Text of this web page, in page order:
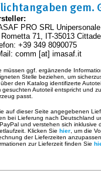
gem.
PRO SRL Unipersonale
71, IT-35013
+39 349 8090075
comm [at] imasaf.it
müssen ggf. ergänzende
Stelle beziehen, um
den Katalog identifizerte
gesuchten Autoteil entspricht und
passt.
auf dieser Seite angegebenen
bei Lieferung nach Deutschland
und verstehen sich inklusive
Klicken Siehier, um die
der Lieferzeiten
zur Lieferzeit finden Sie